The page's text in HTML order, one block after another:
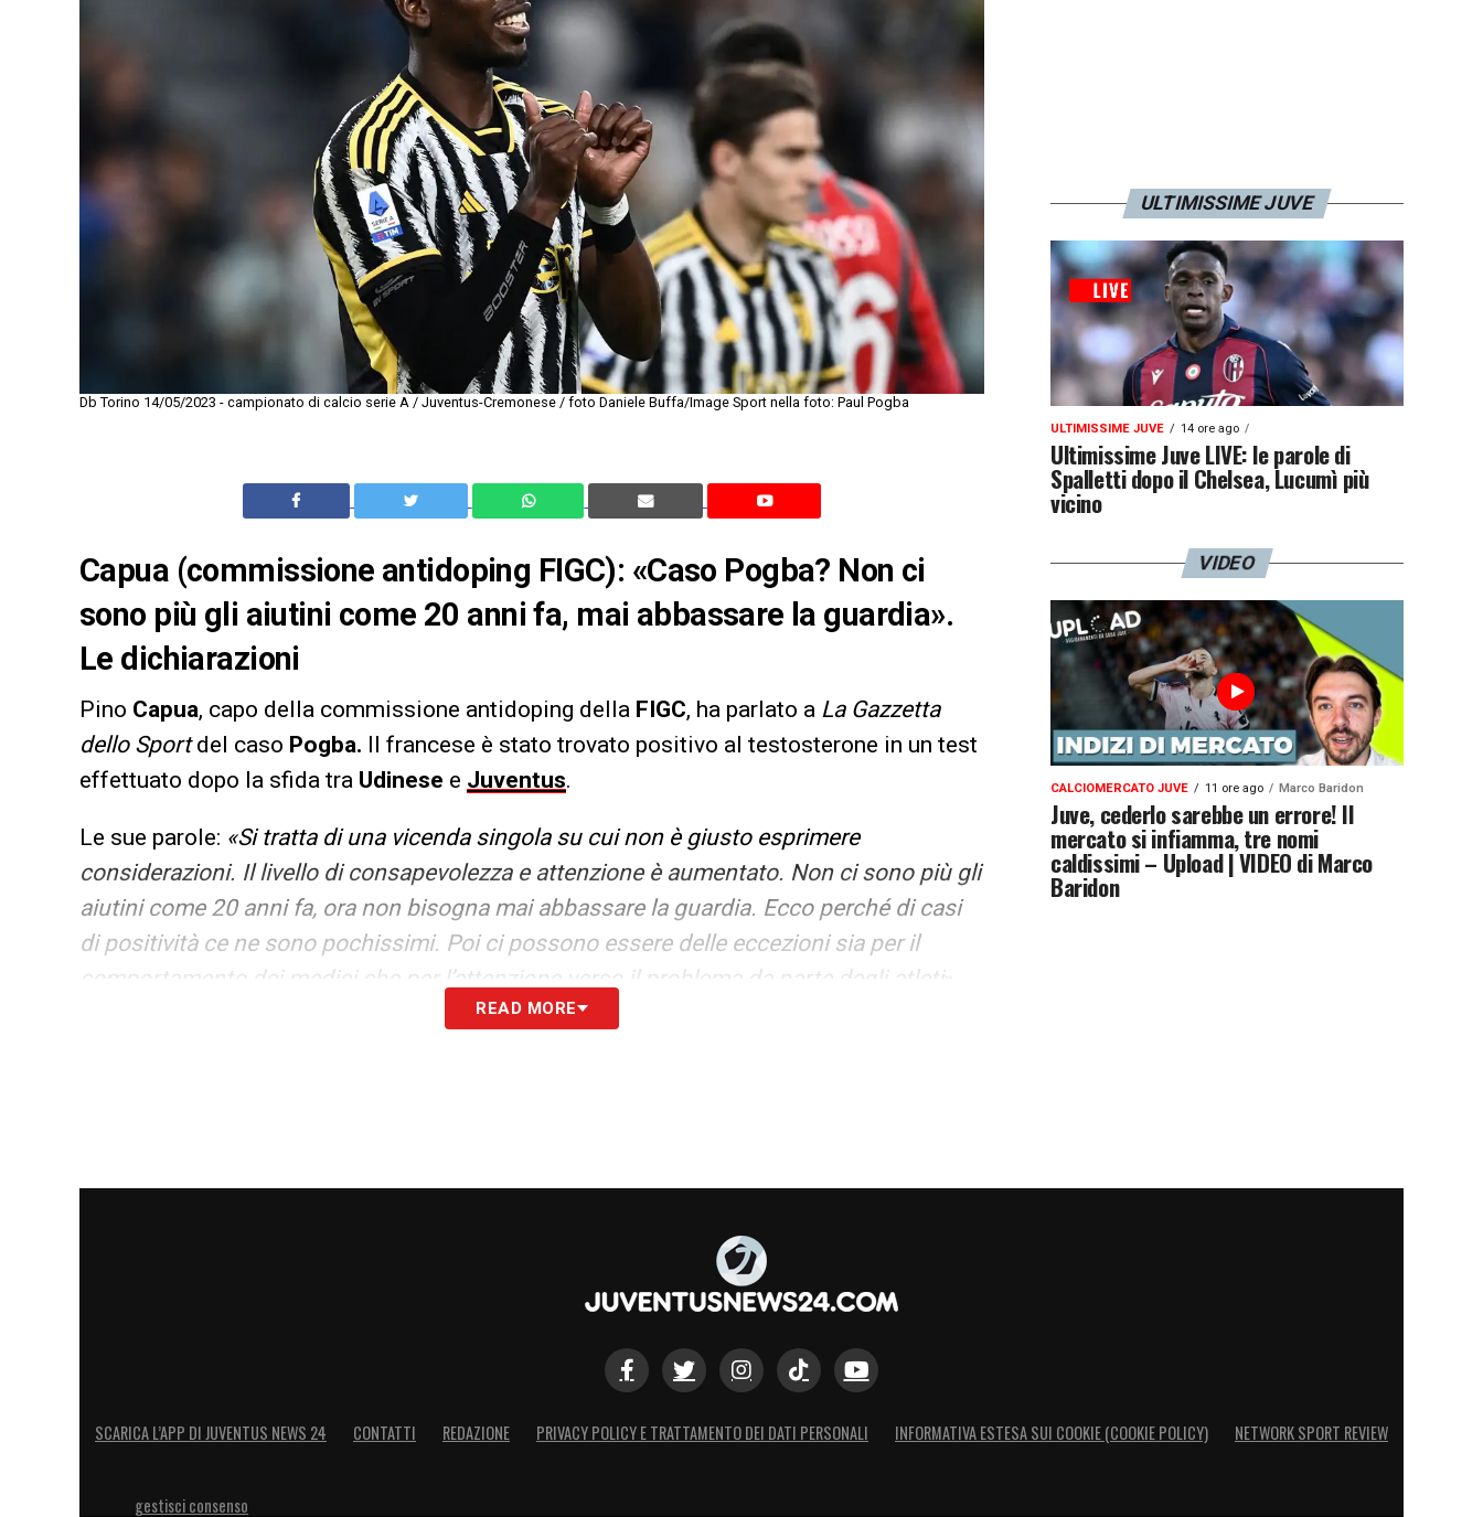
Db Torino 14/05/2023 - campionato di calcio serie A / Juventus-Cremonese / foto Daniele Buffa/Image Sport nella foto: Paul Pogba
Capua (commissione antidoping FIGC): «Caso Pogba? Non ci
sono più gli aiutini come 20 anni fa, mai abbassare la guardia».
Le dichiarazioni
Pino Capua, capo della commissione antidoping della FIGC, ha parlato a La Gazzetta
dello Sportdel caso Pogba. Il francese è stato trovato positivo al testosterone in un test
effettuato dopo la sfida tra Udinese e Juventus.
Le sue parole: «Si tratta di una vicenda singola su cui non è giusto esprimere
considerazioni. Il livello di consapevolezza e attenzione è aumentato. Non ci sono più gli
aiutini come 20 anni fa, ora non bisogna mai abbassare la guardia. Ecco perché di casi
di positività ce ne sono pochissimi. Poi ci possono essere delle eccezioni sia per il
comportamento dei medici che per l’attenzione verso il problema da parte degli atleti ».
READ MORE
ULTIMISSIME JUVE
ULTIMISSIME JUVE 14 ore ago
Ultimissime Juve LIVE: le parole di
Spalletti dopo il Chelsea, Lucumì più
vicino
VIDEO
CALCIOMERCATO JUVE 11 ore ago Marco Baridon
Juve, cederlo sarebbe un errore! Il
mercato si infiamma, tre nomi
caldissimi – Upload | VIDEO di Marco
Baridon
SCARICA L’APP DI JUVENTUS NEWS 24 CONTATTI REDAZIONE PRIVACY POLICY E TRATTAMENTO DEI DATI PERSONALI INFORMATIVA ESTESA SUI COOKIE (COOKIE POLICY) NETWORK SPORT REVIEW
gestisci consenso